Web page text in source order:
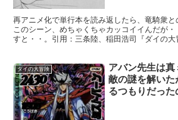
再アニメ化で単行本を読み返したら、竜騎衆
このシーン、めちゃくちゃカッコイイんだが
すと・・。引用：三条陸、稲田浩司『ダイの
ダイの大冒険
アバン先生は
敵の謎を解いた
るつもりだっ